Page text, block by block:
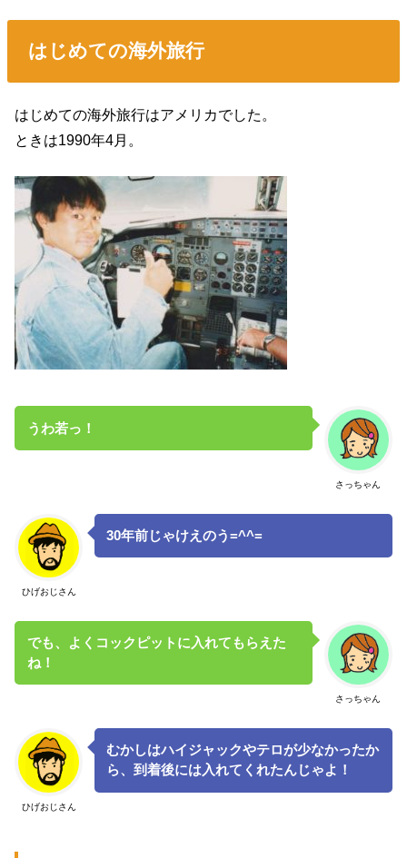
はじめての海外旅行
はじめての海外旅行はアメリカでした。
ときは1990年4月。
さっちゃん
うわ若っ！
ひげおじさん
30年前じゃけえのう=^^=
さっちゃん
でも、よくコックピットに入れてもらえた
ね！
ひげおじさん
むかしはハイジャックやテロが少なかったか
ら、到着後には入れてくれたんじゃよ！